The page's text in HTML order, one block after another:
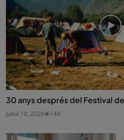
30 anys després del Festival
Juliol 10, 2026 149